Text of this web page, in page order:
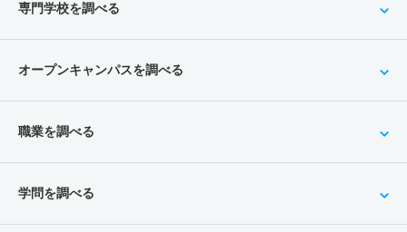
専門学校を調べる
オープンキャンパスを調べる
職業を調べる
学問を調べる